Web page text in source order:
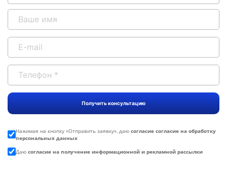
Нажимая на кнопку «Отправить заявку», даю согласие согласие на обработку
персональных данных
Даю согласие на получение информационной и рекламной рассылки